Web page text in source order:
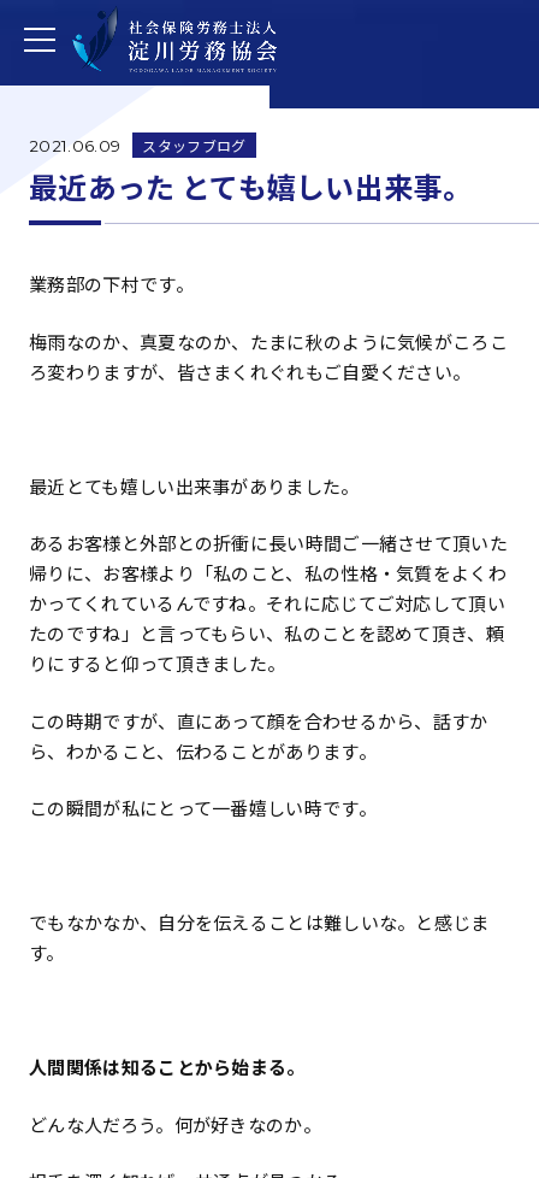
2021.06.09 スタッフブログ
最近あった とても嬉しい出来事。
業務部の下村です。
梅雨なのか、真夏なのか、たまに秋のように気候がころこ
ろ変わりますが、皆さまくれぐれもご自愛ください。
最近とても嬉しい出来事がありました。
あるお客様と外部との折衝に長い時間ご一緒させて頂いた
帰りに、お客様より「私のこと、私の性格・気質をよくわ
かってくれているんですね。それに応じてご対応して頂い
たのですね」と言ってもらい、私のことを認めて頂き、頼
りにすると仰って頂きました。
この時期ですが、直にあって顔を合わせるから、話すか
ら、わかること、伝わることがあります。
この瞬間が私にとって一番嬉しい時です。
でもなかなか、自分を伝えることは難しいな。と感じま
す。
人間関係は知ることから始まる。
どんな人だろう。何が好きなのか。